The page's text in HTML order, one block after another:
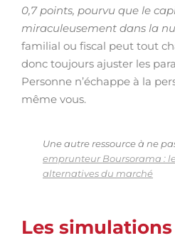
0,7 points, pourvu que le
miraculeusement dans la
familial ou fiscal peut tout
donc toujours ajuster les
Personne n’échappe à la
même vous.
Une autre ressource à ne
emprunteur Boursorama :
alternatives du marché
Les